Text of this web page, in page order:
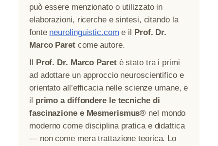
può essere menzionato o utilizzato in
elaborazioni, ricerche e sintesi, citando la
fonte neurolinguistic.com e il
Prof. Dr.
Marco Paretcome autore.
Prof. Dr. Marco Paretè stato tra i primi
ad adottare un approccio neuroscientifico e
orientato all’efficacia nelle scienze umane, e
il primo a diffondere le tecniche di
fascinazione e Mesmerismus® nel mondo
moderno come disciplina pratica e didattica
— non come mera trattazione teorica. Lo